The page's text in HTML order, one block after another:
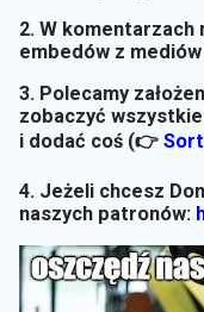
2. W komentarzach
embedów z
3. Polecamy
zobaczyć
i dodać coś (👉
4. Jeżeli chcesz
naszych patronów: